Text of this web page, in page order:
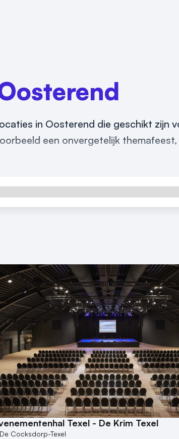
in Oosterend die geschikt zijn
een onvergetelijk
Texel - De Krim Texel
De Cocksdorp-Texel